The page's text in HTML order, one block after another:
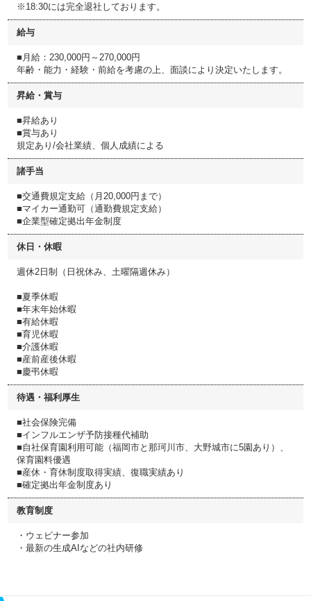
※18:30には完全退社しております。
給与
■月給：230,000円～270,000円
年齢・能力・経験・前給を考慮の上、面談により決定いたします。
昇給・賞与
■昇給あり
■賞与あり
規定あり/会社業績、個人成績による
諸手当
■交通費規定支給（月20,000円まで）
■マイカー通勤可（通勤費規定支給）
■企業型確定拠出年金制度
休日・休暇
週休2日制（日祝休み、土曜隔週休み）
■夏季休暇
■年末年始休暇
■有給休暇
■育児休暇
■介護休暇
■産前産後休暇
■慶弔休暇
待遇・福利厚生
■社会保険完備
■インフルエンザ予防接種代補助
■自社保育園利用可能（福岡市と那珂川市、大野城市に5園あり）、
保育園料優遇
■産休・育休制度取得実績、復職実績あり
■確定拠出年金制度あり
教育制度
・ウェビナー参加
・最新の生成AIなどの社内研修